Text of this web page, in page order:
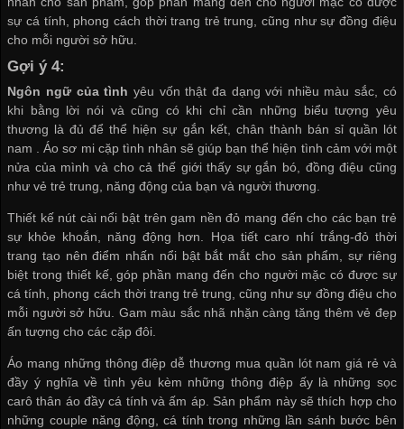
sự cá tính, phong cách thời trang trẻ trung, cũng như sự đồng điệu
cho mỗi người sở hữu.
Gợi ý 4:
Ngôn ngữ của tình yêu vốn thật đa dạng với nhiều màu sắc, có
khi bằng lời nói và cũng có khi chỉ cần những biểu tượng yêu
thương là đủ để thể hiện sự gắn kết, chân thành bán sỉ quần lót
nam . Áo sơ mi cặp tình nhân sẽ giúp bạn thể hiện tình cảm với một
nửa của mình và cho cả thế giới thấy sự gắn bó, đồng điệu cũng
như vẻ trẻ trung, năng động của bạn và người thương.
Thiết kế nút cài nổi bật trên gam nền đỏ mang đến cho các bạn trẻ
sự khỏe khoắn, năng động hơn. Họa tiết caro nhí trắng-đỏ thời
trang tạo nên điểm nhấn nổi bật bắt mắt cho sản phẩm, sự riêng
biệt trong thiết kế, góp phần mang đến cho người mặc có được sự
cá tính, phong cách thời trang trẻ trung, cũng như sự đồng điệu cho
mỗi người sở hữu. Gam màu sắc nhã nhặn càng tăng thêm vẻ đẹp
ấn tượng cho các cặp đôi.
Áo mang những thông điệp dễ thương mua quần lót nam giá rẻ và
đầy ý nghĩa về tình yêu kèm những thông điệp ấy là những sọc
carô thân áo đầy cá tính và ấm áp. Sản phẩm này sẽ thích hợp cho
những couple năng động, cá tính trong những lần sánh bước bên